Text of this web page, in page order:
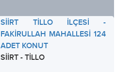
SİİRT TİLLO İLÇESİ -
FAKİRULLAH MAHALLESİ 124
ADET KONUT
SİİRT - TİLLO